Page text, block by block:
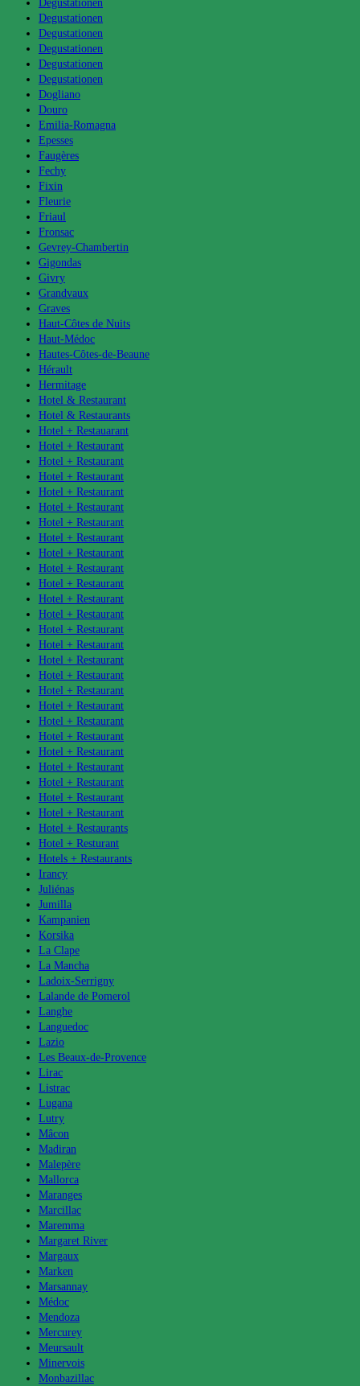
Degustationen
Degustationen
Degustationen
Degustationen
Degustationen
Degustationen
Dogliano
Douro
Emilia-Romagna
Epesses
Faugères
Fechy
Fixin
Fleurie
Friaul
Fronsac
Gevrey-Chambertin
Gigondas
Givry
Grandvaux
Graves
Haut-Côtes de Nuits
Haut-Médoc
Hautes-Côtes-de-Beaune
Hérault
Hermitage
Hotel & Restaurant
Hotel & Restaurants
Hotel + Restauarant
Hotel + Restaurant
Hotel + Restaurant
Hotel + Restaurant
Hotel + Restaurant
Hotel + Restaurant
Hotel + Restaurant
Hotel + Restaurant
Hotel + Restaurant
Hotel + Restaurant
Hotel + Restaurant
Hotel + Restaurant
Hotel + Restaurant
Hotel + Restaurant
Hotel + Restaurant
Hotel + Restaurant
Hotel + Restaurant
Hotel + Restaurant
Hotel + Restaurant
Hotel + Restaurant
Hotel + Restaurant
Hotel + Restaurant
Hotel + Restaurant
Hotel + Restaurant
Hotel + Restaurant
Hotel + Restaurant
Hotel + Restaurants
Hotel + Resturant
Hotels + Restaurants
Irancy
Juliénas
Jumilla
Kampanien
Korsika
La Clape
La Mancha
Ladoix-Serrigny
Lalande de Pomerol
Langhe
Languedoc
Lazio
Les Beaux-de-Provence
Lirac
Listrac
Lugana
Lutry
Mâcon
Madiran
Malepère
Mallorca
Maranges
Marcillac
Maremma
Margaret River
Margaux
Marken
Marsannay
Médoc
Mendoza
Mercurey
Meursault
Minervois
Monbazillac